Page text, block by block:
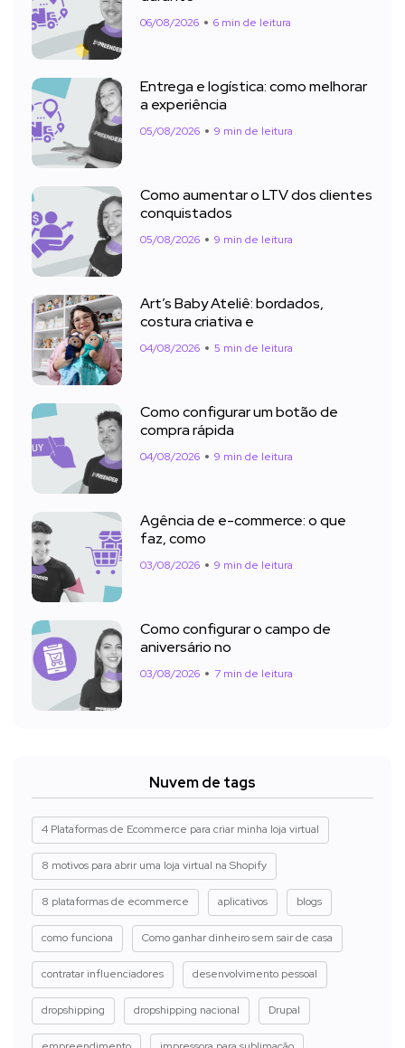
06/08/2026 6 min de leitura
Entrega e logística: como melhorar
a experiência
05/08/2026 9 min de leitura
Como aumentar o LTV dos clientes
conquistados
05/08/2026 9 min de leitura
Art’s Baby Ateliê: bordados,
costura criativa e
04/08/2026 5 min de leitura
Como configurar um botão de
compra rápida
04/08/2026 9 min de leitura
Agência de e-commerce: o que
faz, como
03/08/2026 9 min de leitura
Como configurar o campo de
aniversário no
03/08/2026 7 min de leitura
Nuvem de tags
4 Plataformas de Ecommerce para criar minha loja virtual
8 motivos para abrir uma loja virtual na Shopify
8 plataformas de ecommerce aplicativos blogs
como funciona Como ganhar dinheiro sem sair de casa
contratar influenciadores desenvolvimento pessoal
dropshipping dropshipping nacional Drupal